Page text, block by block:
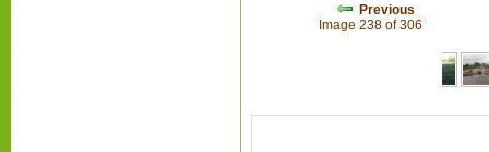
Previous
Image 238 of 306